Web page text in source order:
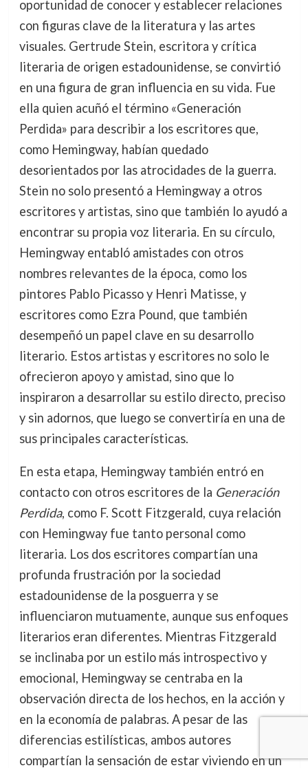
oportunidad de conocer y establecer relaciones
con figuras clave de la literatura y las artes
visuales. Gertrude Stein, escritora y crítica
literaria de origen estadounidense, se convirtió
en una figura de gran influencia en su vida. Fue
ella quien acuñó el término «Generación
Perdida» para describir a los escritores que,
como Hemingway, habían quedado
desorientados por las atrocidades de la guerra.
Stein no solo presentó a Hemingway a otros
escritores y artistas, sino que también lo ayudó a
encontrar su propia voz literaria. En su círculo,
Hemingway entabló amistades con otros
nombres relevantes de la época, como los
pintores Pablo Picasso y Henri Matisse, y
escritores como Ezra Pound, que también
desempeñó un papel clave en su desarrollo
literario. Estos artistas y escritores no solo le
ofrecieron apoyo y amistad, sino que lo
inspiraron a desarrollar su estilo directo, preciso
y sin adornos, que luego se convertiría en una de
sus principales características.
En esta etapa, Hemingway también entró en
contacto con otros escritores de la Generación
Perdida, como F. Scott Fitzgerald, cuya relación
con Hemingway fue tanto personal como
literaria. Los dos escritores compartían una
profunda frustración por la sociedad
estadounidense de la posguerra y se
influenciaron mutuamente, aunque sus enfoques
literarios eran diferentes. Mientras Fitzgerald
se inclinaba por un estilo más introspectivo y
emocional, Hemingway se centraba en la
observación directa de los hechos, en la acción y
en la economía de palabras. A pesar de las
diferencias estilísticas, ambos autores
compartían la sensación de estar viviendo en un